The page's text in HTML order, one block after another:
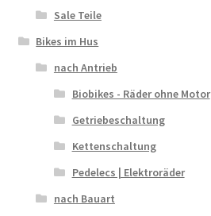
Sale Teile
Bikes im Hus
nach Antrieb
Biobikes - Räder ohne Motor
Getriebeschaltung
Kettenschaltung
Pedelecs | Elektroräder
nach Bauart